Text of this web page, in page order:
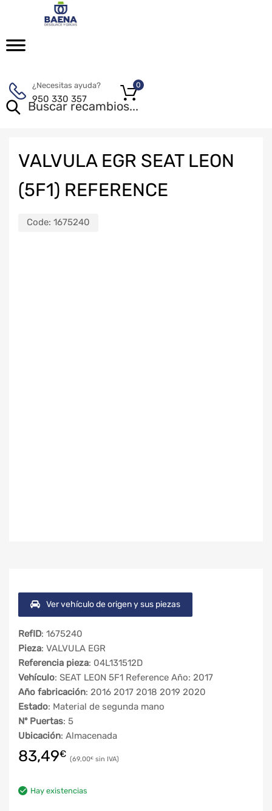
¿Necesitas ayuda?
950 330 357
0
VALVULA EGR SEAT LEON
(5F1) REFERENCE
Code: 1675240
Ver vehículo de origen y sus piezas
RefID: 1675240
Pieza: VALVULA EGR
Referencia pieza: 04L131512D
Vehículo: SEAT LEON 5F1 Reference Año: 2017
Año fabricación: 2016 2017 2018 2019 2020
Estado: Material de segunda mano
Nº Puertas: 5
Ubicación: Almacenada
83,49€ 69,00€
Hay existencias